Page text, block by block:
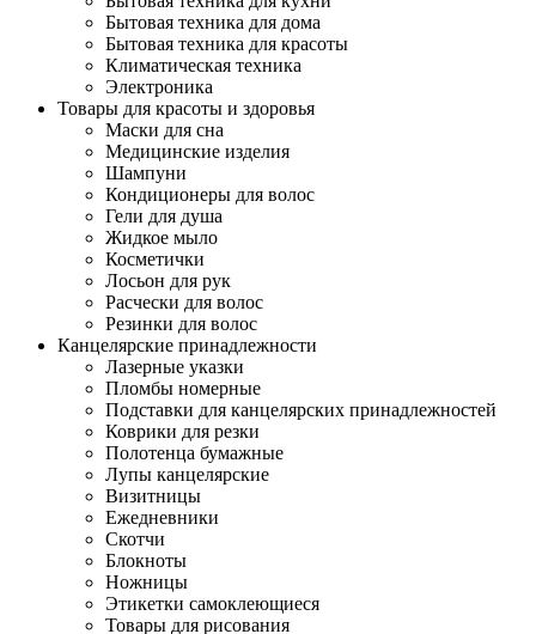
Бытовая техника для дома
Бытовая техника для красоты
Климатическая техника
Электроника
Товары для красоты и здоровья
Маски для сна
Медицинские изделия
Шампуни
Кондиционеры для волос
Гели для душа
Жидкое мыло
Косметички
Лосьон для рук
Расчески для волос
Резинки для волос
Канцелярские принадлежности
Лазерные указки
Пломбы номерные
Подставки для канцелярских принадлежностей
Коврики для резки
Полотенца бумажные
Лупы канцелярские
Визитницы
Ежедневники
Скотчи
Блокноты
Ножницы
Этикетки самоклеющиеся
Товары для рисования